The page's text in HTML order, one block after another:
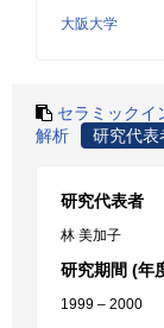
大阪大学
セラミックイ
解析
研究代表
研究代表者
林 美加子
研究期間 (年
1999 – 2000